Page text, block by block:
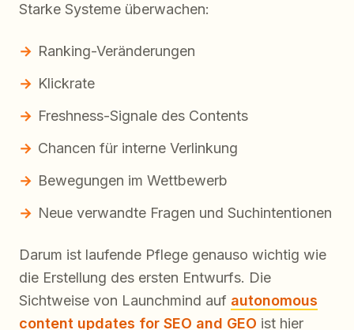
Starke Systeme überwachen:
Ranking-Veränderungen
Klickrate
Freshness-Signale des Contents
Chancen für interne Verlinkung
Bewegungen im Wettbewerb
Neue verwandte Fragen und Suchintentionen
Darum ist laufende Pflege genauso wichtig wie
die Erstellung des ersten Entwurfs. Die
Sichtweise von Launchmind auf autonomous
content updates for SEO and GEO ist hier